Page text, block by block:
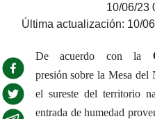
10/06/23
Última actualización: 10/
De acuerdo con la
presión sobre la Mesa del
el sureste del territorio
entrada de humedad